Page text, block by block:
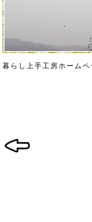
暮らし上手工房ホーム